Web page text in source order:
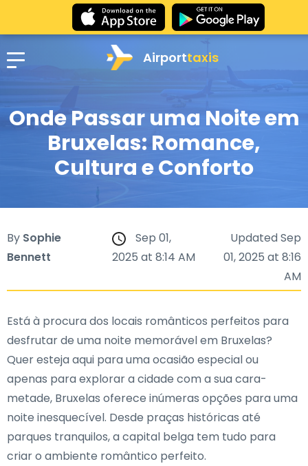
Airporttaxis
Onde Passar uma Noite em
Bruxelas: Romance,
Cultura e Conforto
By Sophie
Bennett
Sep 01,
2025 at 8:14 AM
Updated Sep
01, 2025 at 8:16
AM
Está à procura dos locais românticos perfeitos para
desfrutar de uma noite memorável em Bruxelas?
Quer esteja aqui para uma ocasião especial ou
apenas para explorar a cidade com a sua cara-
metade, Bruxelas oferece inúmeras opções para uma
noite inesquecível. Desde praças históricas até
parques tranquilos, a capital belga tem tudo para
criar o ambiente romântico perfeito.